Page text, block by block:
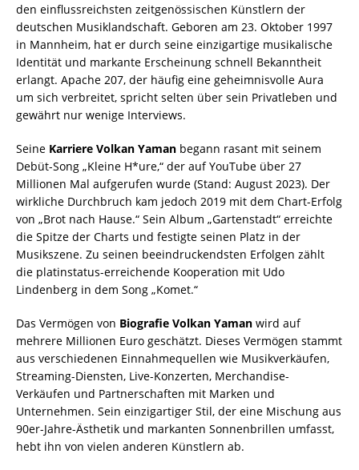
den einflussreichsten zeitgenössischen Künstlern der
deutschen Musiklandschaft. Geboren am 23. Oktober 1997
in Mannheim, hat er durch seine einzigartige musikalische
Identität und markante Erscheinung schnell Bekanntheit
erlangt. Apache 207, der häufig eine geheimnisvolle Aura
um sich verbreitet, spricht selten über sein Privatleben und
gewährt nur wenige Interviews.
Seine Karriere Volkan Yaman begann rasant mit seinem
Debüt-Song „Kleine H*ure,“ der auf YouTube über 27
Millionen Mal aufgerufen wurde (Stand: August 2023). Der
wirkliche Durchbruch kam jedoch 2019 mit dem Chart-Erfolg
von „Brot nach Hause.“ Sein Album „Gartenstadt“ erreichte
die Spitze der Charts und festigte seinen Platz in der
Musikszene. Zu seinen beeindruckendsten Erfolgen zählt
die platinstatus-erreichende Kooperation mit Udo
Lindenberg in dem Song „Komet.“
Das Vermögen von Biografie Volkan Yaman wird auf
mehrere Millionen Euro geschätzt. Dieses Vermögen stammt
aus verschiedenen Einnahmequellen wie Musikverkäufen,
Streaming-Diensten, Live-Konzerten, Merchandise-
Verkäufen und Partnerschaften mit Marken und
Unternehmen. Sein einzigartiger Stil, der eine Mischung aus
90er-Jahre-Ästhetik und markanten Sonnenbrillen umfasst,
hebt ihn von vielen anderen Künstlern ab.